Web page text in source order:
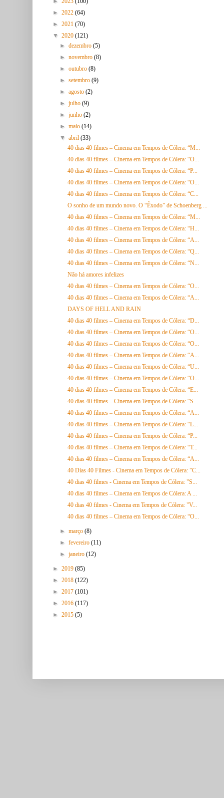
► 2022 (64)
► 2021 (70)
▼ 2020 (121)
►dezembro(5)
►novembro(8)
►outubro(8)
►setembro(9)
►agosto(2)
►julho(9)
►junho(2)
►maio(14)
▼abril(33)
40 dias 40 filmes – Cinema em Tempos de Cólera: “M...
40 dias 40 filmes – Cinema em Tempos de Cólera: “O...
40 dias 40 filmes – Cinema em Tempos de Cólera: “P...
40 dias 40 filmes – Cinema em Tempos de Cólera: “O...
40 dias 40 filmes – Cinema em Tempos de Cólera: “C...
O sonho de um mundo novo. O “Êxodo” de Schoenberg ...
40 dias 40 filmes – Cinema em Tempos de Cólera: “M...
40 dias 40 filmes – Cinema em Tempos de Cólera: “H...
40 dias 40 filmes – Cinema em Tempos de Cólera: “A...
40 dias 40 filmes – Cinema em Tempos de Cólera: “Q...
40 dias 40 filmes – Cinema em Tempos de Cólera: “N...
Não há amores infelizes
40 dias 40 filmes – Cinema em Tempos de Cólera: “O...
40 dias 40 filmes – Cinema em Tempos de Cólera: “A...
DAYS OF HELL AND RAIN
40 dias 40 filmes – Cinema em Tempos de Cólera: “D...
40 dias 40 filmes – Cinema em Tempos de Cólera: “O...
40 dias 40 filmes – Cinema em Tempos de Cólera: “O...
40 dias 40 filmes – Cinema em Tempos de Cólera: “A...
40 dias 40 filmes – Cinema em Tempos de Cólera: “U...
40 dias 40 filmes – Cinema em Tempos de Cólera: “O...
40 dias 40 filmes – Cinema em Tempos de Cólera: “E...
40 dias 40 filmes – Cinema em Tempos de Cólera: “S...
40 dias 40 filmes – Cinema em Tempos de Cólera: “A...
40 dias 40 filmes – Cinema em Tempos de Cólera: “L...
40 dias 40 filmes – Cinema em Tempos de Cólera: “P...
40 dias 40 filmes – Cinema em Tempos de Cólera: “T...
40 dias 40 filmes – Cinema em Tempos de Cólera: “A...
40 Dias 40 Filmes - Cinema em Tempos de Cólera: "C...
40 dias 40 filmes - Cinema em Tempos de Cólera: "S...
40 dias 40 filmes – Cinema em Tempos de Cólera: A ...
40 dias 40 filmes - Cinema em Tempos de Cólera: "V...
40 dias 40 filmes – Cinema em Tempos de Cólera: “O...
►março(8)
►fevereiro(11)
►janeiro(12)
► 2019 (85)
► 2018 (122)
► 2017 (101)
► 2016 (117)
► 2015 (5)